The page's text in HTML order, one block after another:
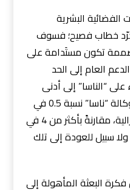
الفضائية البشرية
خطاب فصيح؛ فسوف
تكون مستَدامة على
العام إلى الحد
“الناسا” إلى أدنى
مستوى. واليوم، يمثل تمويل وكالة “ناسا” نسبة 0.5 في
المائة فقط من الميزانية الفدرالية، مقارنةً بأكثر من 4 في
ولا سبيل للعودة إلى تلك
البعثة المأهولة إلى